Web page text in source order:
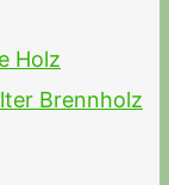
Holz
Brennholz